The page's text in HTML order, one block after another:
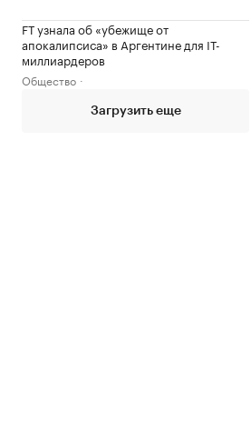
FT узнала об «убежище от
апокалипсиса» в Аргентине для IT-
миллиардеров
Общество
Загрузить еще